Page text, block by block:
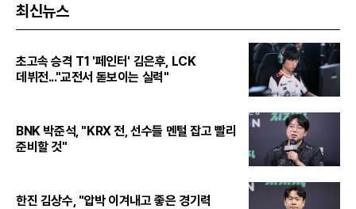
최신뉴스
초고속 승격 T1 '페인터' 김은후, LCK
데뷔전..."교전서 돋보이는 실력"
BNK 박준석, "KRX 전, 선수들 멘털 잡고 빨리
준비할 것"
한진 김상수, "압박 이겨내고 좋은 경기력